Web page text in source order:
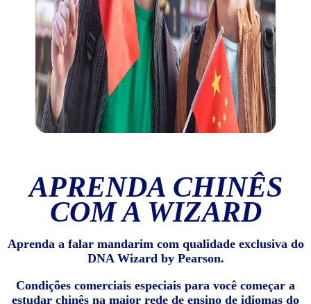
APRENDA CHINÊS
COM A WIZARD
Aprenda a falar mandarim com qualidade exclusiva do
DNA Wizard by Pearson.
Condições comerciais especiais para você começar a
estudar chinês na maior rede de ensino de idiomas do